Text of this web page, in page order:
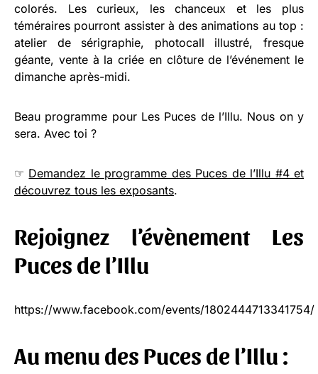
colorés. Les curieux, les chanceux et les plus
téméraires pourront assister à des animations au top :
atelier de sérigraphie, photocall illustré, fresque
géante, vente à la criée en clôture de l’événement le
dimanche après-midi.
Beau programme pour Les Puces de l’Illu. Nous on y
sera. Avec toi ?
☞ Demandez le programme des Puces de l’Illu #4 et
découvrez tous les exposants.
Rejoignez l’évènement Les
Puces de l’Illu
https://www.facebook.com/events/1802444713341754/
Au menu des Puces de l’Illu :